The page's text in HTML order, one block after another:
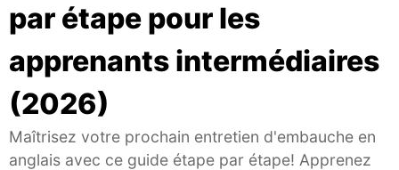
par étape pour les
apprenants intermédiaires
(2026)
Maîtrisez votre prochain entretien d'embauche en
anglais avec ce guide étape par étape! Apprenez